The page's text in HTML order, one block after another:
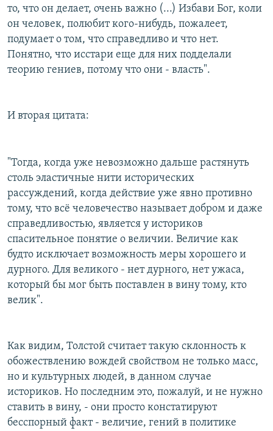
то, что он делает, очень важно (...) Избави Бог, коли
он человек, полюбит кого-нибудь, пожалеет,
подумает о том, что справедливо и что нет.
Понятно, что исстари еще для них подделали
теорию гениев, потому что они - власть".
И вторая цитата:
"Тогда, когда уже невозможно дальше растянуть
столь эластичные нити исторических
рассуждений, когда действие уже явно противно
тому, что всё человечество называет добром и даже
справедливостью, является у историков
спасительное понятие о величии. Величие как
будто исключает возможность меры хорошего и
дурного. Для великого - нет дурного, нет ужаса,
который бы мог быть поставлен в вину тому, кто
велик".
Как видим, Толстой считает такую склонность к
обожествлению вождей свойством не только масс,
но и культурных людей, в данном случае
историков. Но последним это, пожалуй, и не нужно
ставить в вину, - они просто констатируют
бесспорный факт - величие, гений в политике